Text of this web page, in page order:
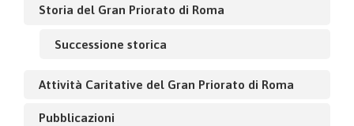
Storia del Gran Priorato di Roma
Successione storica
Attività Caritative del Gran Priorato di Roma
Pubblicazioni